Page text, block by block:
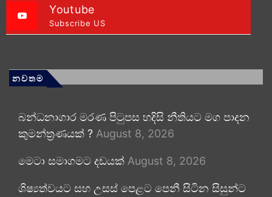
Youtube
Subscribe US
නවතම
බන්ධනාගාර මරණ පිටුපස හදිසි නීතියට මග පාදන
කුමන්ත්‍රණයක් ? August 8, 2026
මෙටා සමාගමට දඩයක් August 8, 2026
ශිෂ්‍යත්වයට සහ උසස් පෙළට පෙනී සිටින සිසුන්ට